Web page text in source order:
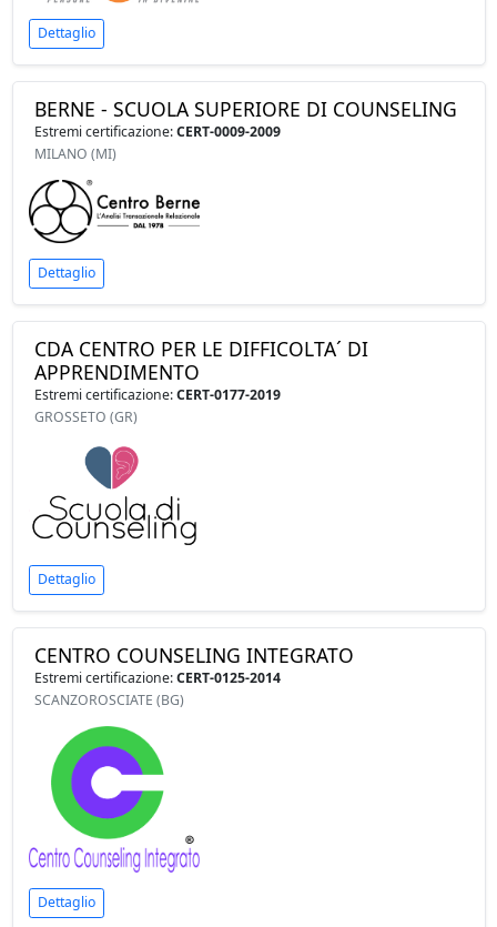
Dettaglio
BERNE - SCUOLA SUPERIORE DI COUNSELING
Estremi certificazione:CERT-0009-2009
MILANO (MI)
Dettaglio
CDA CENTRO PER LE DIFFICOLTA´ DI
APPRENDIMENTO
Estremi certificazione:CERT-0177-2019
GROSSETO (GR)
Dettaglio
CENTRO COUNSELING INTEGRATO
Estremi certificazione:CERT-0125-2014
SCANZOROSCIATE (BG)
Dettaglio